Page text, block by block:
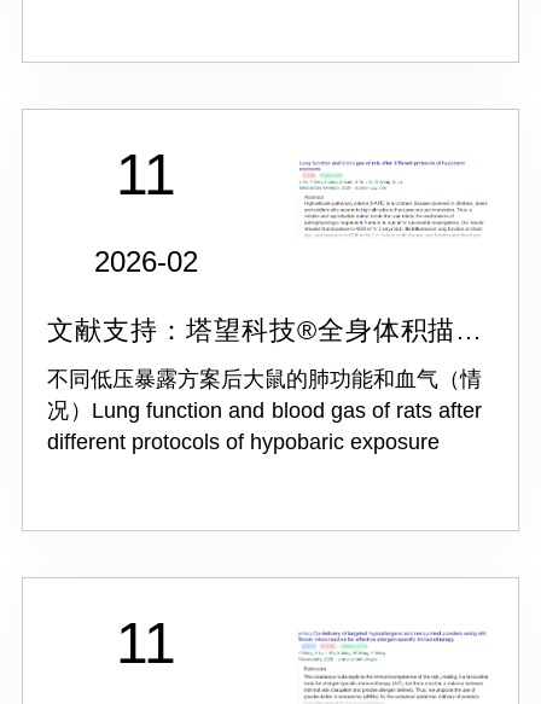
11
2026-02
文献支持：塔望科技®全身体积描记
系统 WBP
不同低压暴露方案后大鼠的肺功能和血气（情
况）Lung function and blood gas of rats after
different protocols of hypobaric exposure
11